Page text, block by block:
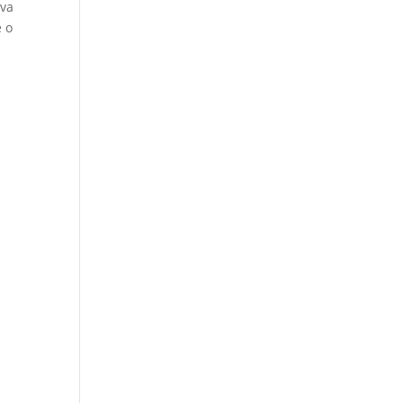
o